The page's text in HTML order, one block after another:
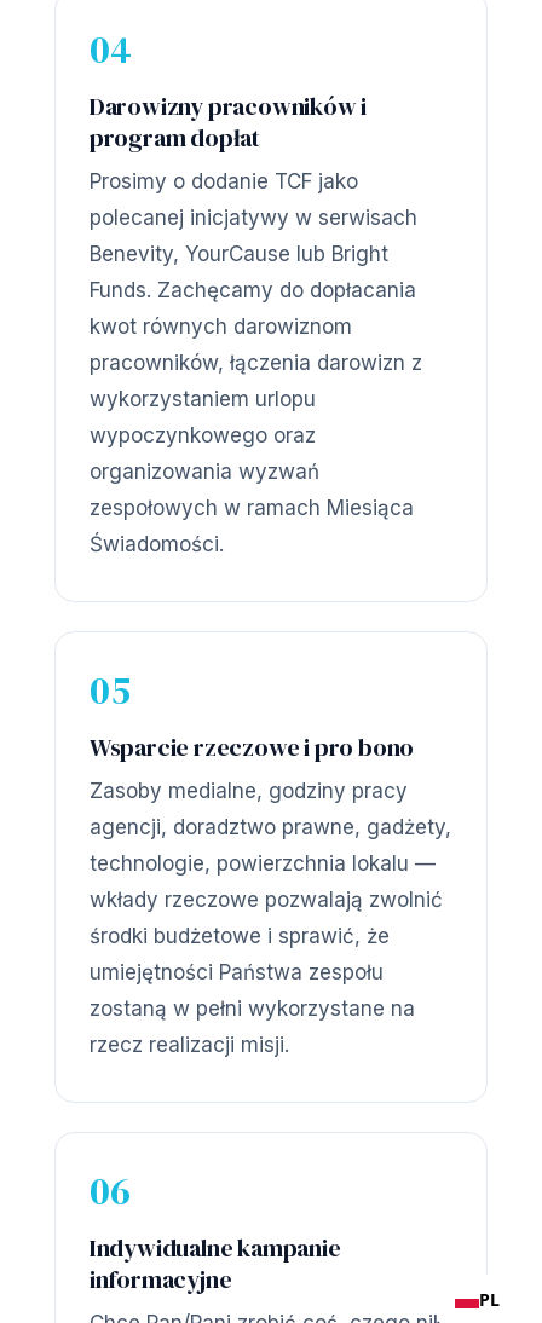
04
Darowizny pracowników i
program dopłat
Prosimy o dodanie TCF jako
polecanej inicjatywy w serwisach
Benevity, YourCause lub Bright
Funds. Zachęcamy do dopłacania
kwot równych darowiznom
pracowników, łączenia darowizn z
wykorzystaniem urlopu
wypoczynkowego oraz
organizowania wyzwań
zespołowych w ramach Miesiąca
Świadomości.
05
Wsparcie rzeczowe i pro bono
Zasoby medialne, godziny pracy
agencji, doradztwo prawne, gadżety,
technologie, powierzchnia lokalu —
wkłady rzeczowe pozwalają zwolnić
środki budżetowe i sprawić, że
umiejętności Państwa zespołu
zostaną w pełni wykorzystane na
rzecz realizacji misji.
06
Indywidualne kampanie
informacyjne
PL